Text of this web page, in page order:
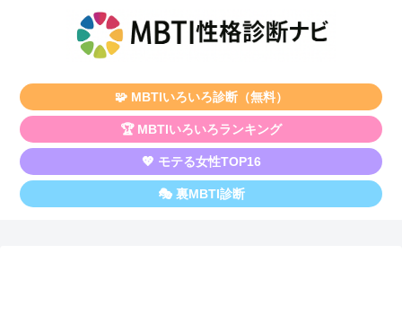
🧩 MBTIいろいろ診断（無料）
🏆 MBTIいろいろランキング
💖 モテる女性TOP16
🎭 裏MBTI診断